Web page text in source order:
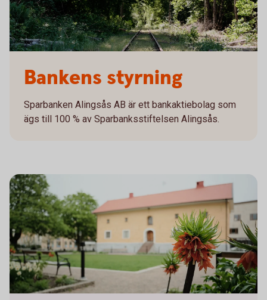
Bankens styrning
Sparbanken Alingsås AB är ett bankaktiebolag som
ägs till 100 % av Sparbanksstiftelsen Alingsås.